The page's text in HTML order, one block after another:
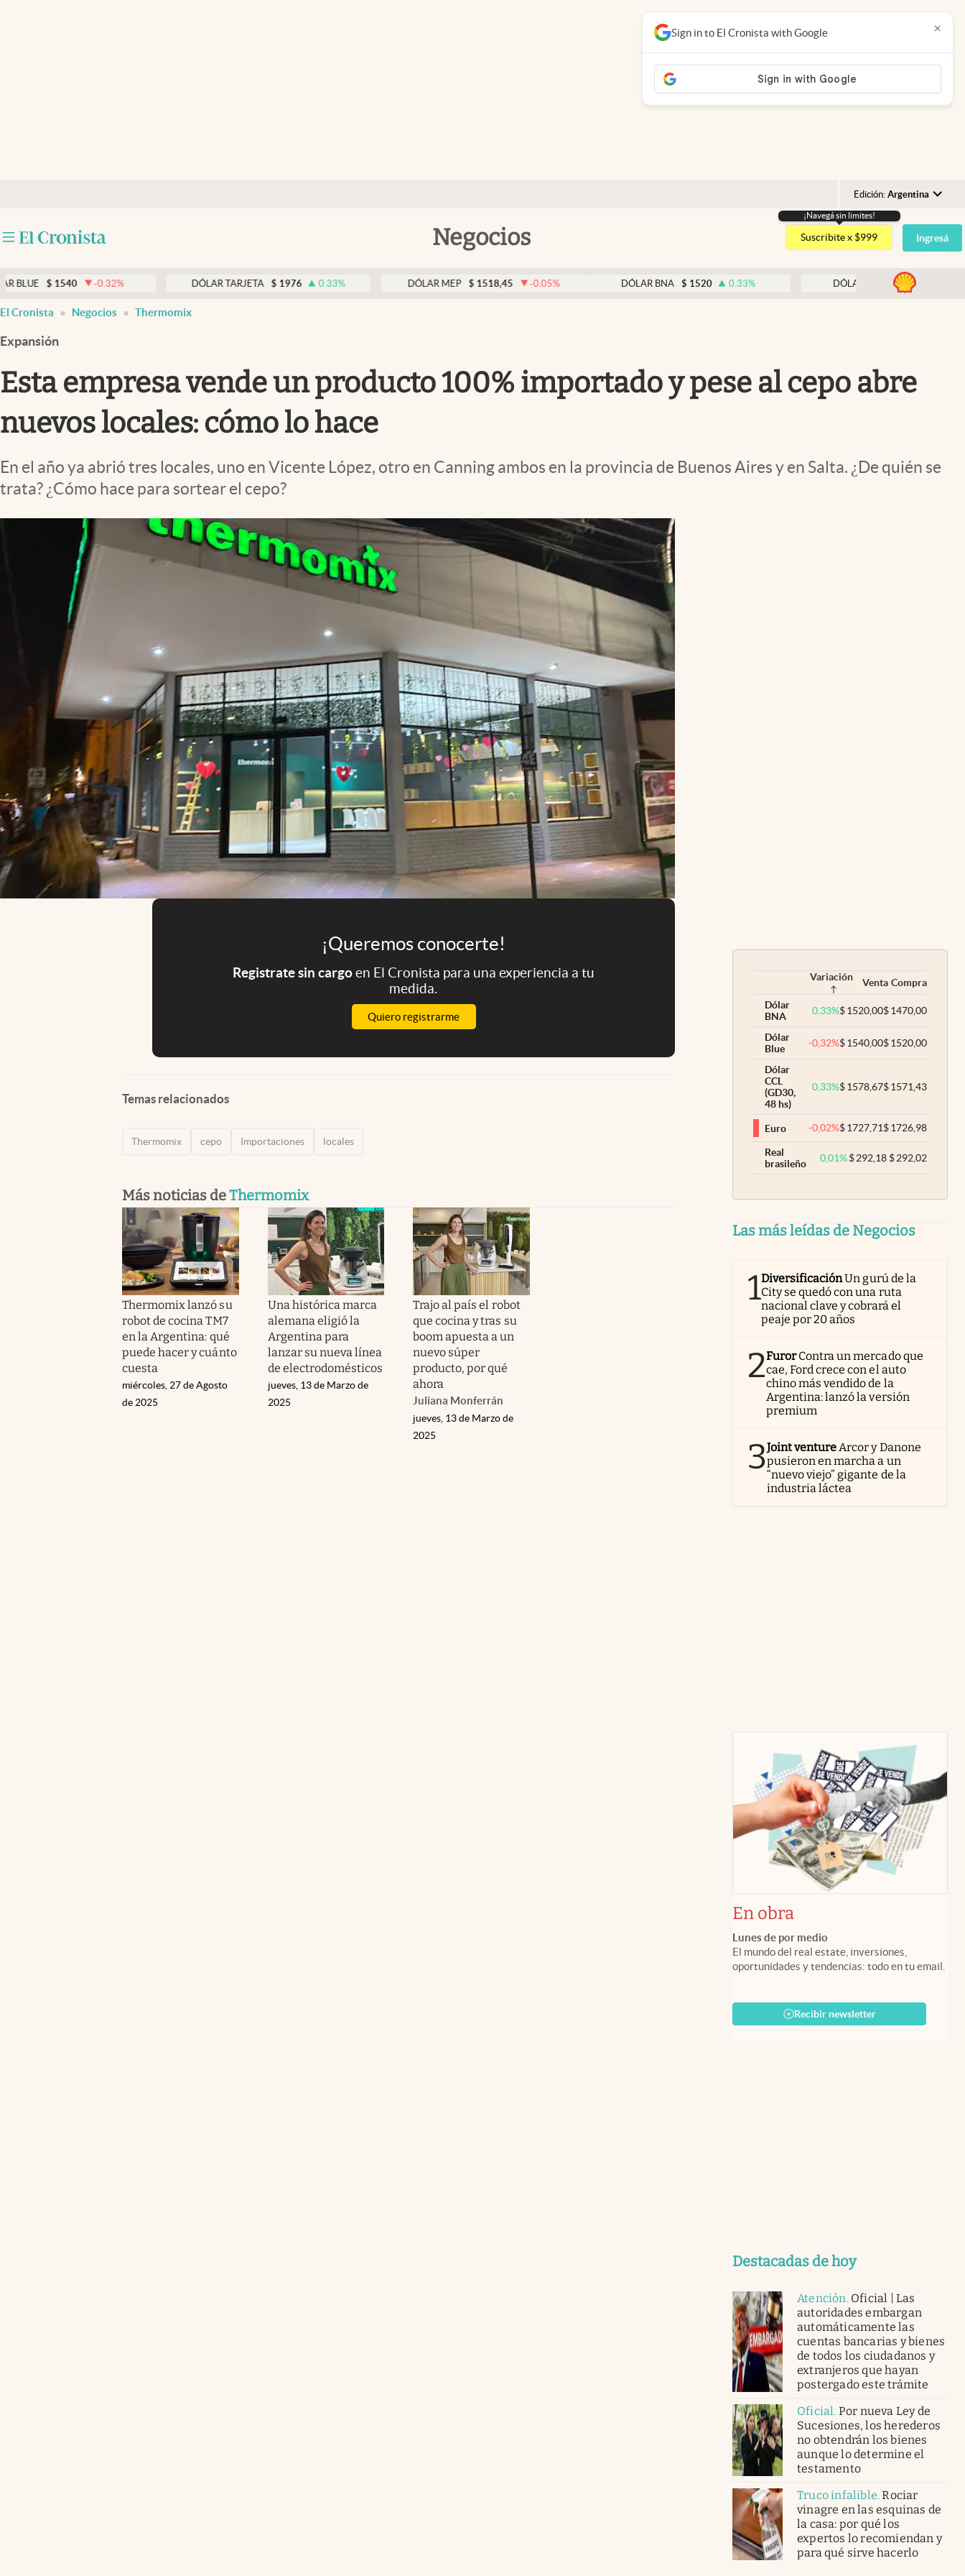
Edición: Argentina
Argentina
España
USA
Negocios
Clima
El Cronista Studio
Mediakit
abre en nueva pestaña
¡Navegá sin limites!
Suscribite x $999 Ingresá
$ 1540 -0.32% DÓLAR TARJETA $ 1976 0.33% DÓLAR MEP $ 1518,45 -0.05% DÓLAR BNA $ 1520 0.33% DÓLAR BLUE $ -0.32
Sign in to El Cronista with Google ×
El Cronista Negocios Thermomix
Expansión
Esta empresa vende un producto 100% importado y pese al cepo abre
nuevos locales: cómo lo hace
En el año ya abrió tres locales, uno en Vicente López, otro en Canning ambos en la provincia de Buenos Aires y en Salta. ¿De quién se
trata? ¿Cómo hace para sortear el cepo?
¡Queremos conocerte!
Registrate sin cargoen El Cronista para una experiencia a tu
medida.
Quiero registrarme
Temas relacionados
Thermomix cepo Importaciones locales
Más noticias deThermomix
Thermomix lanzó su
robot de cocina TM7
en la Argentina: qué
puede hacer y cuánto
cuesta
miércoles, 27 de Agosto
de 2025
Una histórica marca
alemana eligió la
Argentina para
lanzar su nueva línea
de electrodomésticos
jueves, 13 de Marzo de
2025
Trajo al país el robot
que cocina y tras su
boom apuesta a un
nuevo súper
producto, por qué
ahora
Juliana Monferrán
jueves, 13 de Marzo de
2025
Variación Venta Compra
Dólar
BNA
0,33%$1520,00$1470,00
Dólar
Blue
-0,32%$1540,00$1520,00
Dólar
CCL
(GD30,
48 hs)
0,33%$1578,67$1571,43
Euro -0,02%$1727,71$1726,98
Real
brasileño
0,01% $292,18 $292,02
Las más leídas de Negocios
1DiversificaciónUn gurú de la
City se quedó con una ruta
nacional clave y cobrará el
peaje por 20 años
2Furor Contra un mercado que
cae, Ford crece con el auto
chino más vendido de la
Argentina: lanzó la versión
premium
3Joint ventureArcor y Danone
pusieron en marcha a un
“nuevo viejo” gigante de la
industria láctea
En obra
Lunes de por medio
El mundo del real estate, inversiones,
oportunidades y tendencias: todo en tu email.
Recibir newsletter
Destacadas de hoy
Atención. Oficial | Las
autoridades embargan
automáticamente las
cuentas bancarias y bienes
de todos los ciudadanos y
extranjeros que hayan
postergado este trámite
Oficial. Por nueva Ley de
Sucesiones, los herederos
no obtendrán los bienes
aunque lo determine el
testamento
Truco infalible.Rociar
vinagre en las esquinas de
la casa: por qué los
expertos lo recomiendan y
para qué sirve hacerlo